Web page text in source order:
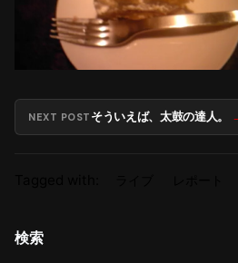
NEXT POST そういえば、太鼓の達人。
検索